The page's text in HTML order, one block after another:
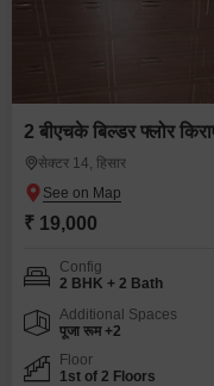
2 बीएचके बिल्डर फ्लोर
सेक्टर 14, हिसार
₹ 19,000
Config
2 BHK + 2 Bath
Additional Spaces
पूजा रूम +2
Floor
1st of 2 Floors